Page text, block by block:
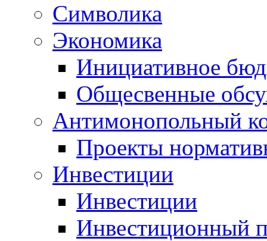
Символика
Экономика
Инициативное
Общесвенные
Антимонопольный
Проекты
Инвестиции
Инвестиции
Инвестиционный